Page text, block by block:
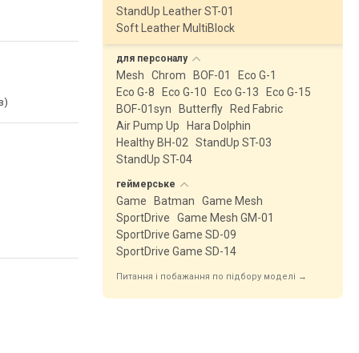
StandUp Leather ST-01
Soft Leather MultiBlock
для персоналу
Mesh Chrom BOF-01
Eco G-1
Eco G-8
Eco G-10 Eco G-13
Eco G-15
BOF-01syn
Butterfly
Red Fabric
Air Pump Up
Hara Dolphin
Healthy BH-02
StandUp ST-03
StandUp ST-04
геймерське
Game Batman
Game Mesh
SportDrive
Game Mesh GM-01
SportDrive Game SD-09
SportDrive Game SD-14
Питання і побажання по підбору моделі →